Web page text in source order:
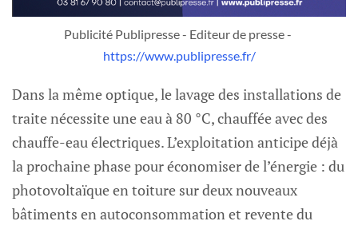
https://www.publipresse.fr/
Dans la même optique, le lavage des installations de
traite nécessite une eau à 80 °C, chauffée avec des
chauffe-eau électriques. L’exploitation anticipe déjà
la prochaine phase pour économiser de l’énergie : du
photovoltaïque en toiture sur deux nouveaux
bâtiments en autoconsommation et revente du